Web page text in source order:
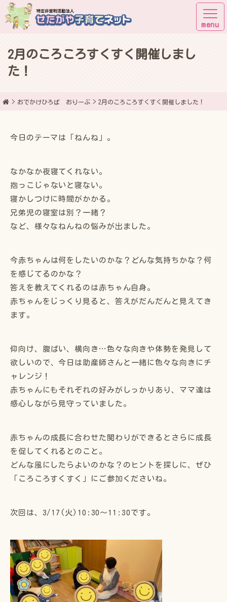
子育てしながら街に出よう！
2月のころころすくすく開催しまし
た！
おでかけひろば おりーぶ 2月のころころすくすく開催しました！
今日のテーマは「ねんね」。
なかなか夜寝てくれない。
抱っこじゃないと寝ない。
寝かしつけに時間がかかる。
兄弟児の寝室は別？一緒？
など、様々なねんねの悩みが出ました。
今赤ちゃんは何をしたいのかな？どんな気持ちかな？何
を感じてるのかな？
答えを教えてくれるのは赤ちゃん自身。
赤ちゃんをじっくり見ると、答えがだんだんと見えてき
ます。
仰向け、腹ばい、横向き…色々な向きや体勢を発見して
欲しいので、今日は助産師さんと一緒に色々な向きにチ
ャレンジ！
赤ちゃんにもそれぞれの好みがしっかりあり、ママ達は
感心しながら見守っていました。
赤ちゃんの成長に合わせた関わりができるとさらに成長
を促してくれるとのこと。
どんな風にしたらよいのかな？のヒントを探しに、ぜひ
「ころころすくすく」にご参加くださいね。
次回は、3/17(火)10:30〜11:30です。